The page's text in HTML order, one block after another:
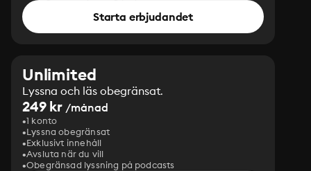
Starta erbjudandet
Unlimited
Lyssna och läs obegränsat.
249 kr /månad
1 konto
Lyssna obegränsat
Exklusivt innehåll
Avsluta när du vill
Obegränsad lyssning på podcasts